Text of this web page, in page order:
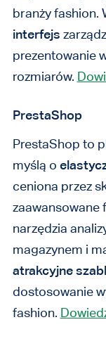
branży fashion.
interfejs
prezentowanie
rozmiarów.
PrestaShop
PrestaShop to
myślą o
ceniona przez
zaawansowane
narzędzia
magazynem i
atrakcyjne
dostosowanie
fashion.